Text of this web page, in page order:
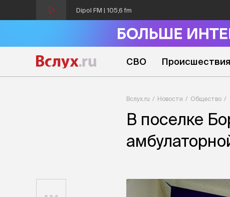
Dipol FM | 105,6 fm
СВО Происшествия
Вслух.ru Новости Общество
В поселке